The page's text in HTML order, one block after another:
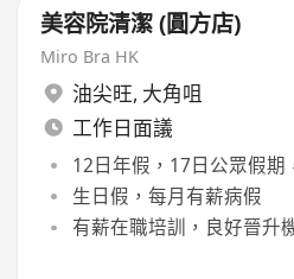
美容院清潔 (圓方店)
Miro Bra HK
油尖旺, 大角咀
工作日面議
12日年假，17日公眾假期
生日假，每月有薪病假
有薪在職培訓，良好晉升